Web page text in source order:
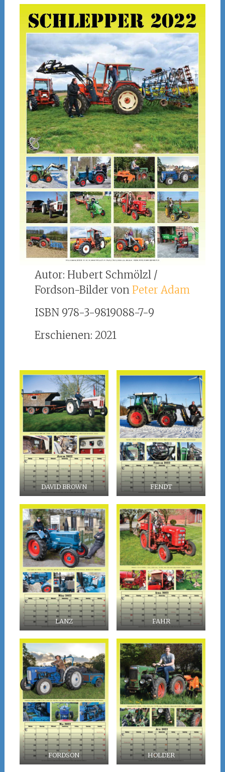
Autor: Hubert Schmölzl /
Fordson-Bilder von Peter Adam
ISBN 978-3-9819088-7-9
Erschienen: 2021
DAVID BROWN FENDT
LANZ FAHR
FORDSON HOLDER